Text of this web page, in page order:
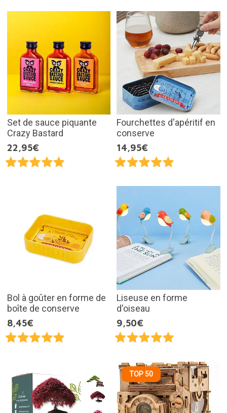
Set de sauce piquante
Crazy Bastard
22,95€
Fourchettes d'apéritif en
conserve
14,95€
Bol à goûter en forme de
boîte de conserve
8,45€
Liseuse en forme
d'oiseau
9,50€
TOP 50